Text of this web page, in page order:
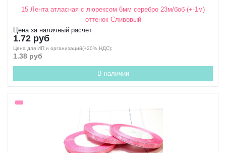
15 Лента атласная с люрексом 6мм серебро 23м/боб (+-1м)
оттенок Сливовый
Цена за наличный расчет
1.72 руб
Цена для ИП и организаций(+20% НДС);
1.38 руб
В наличии